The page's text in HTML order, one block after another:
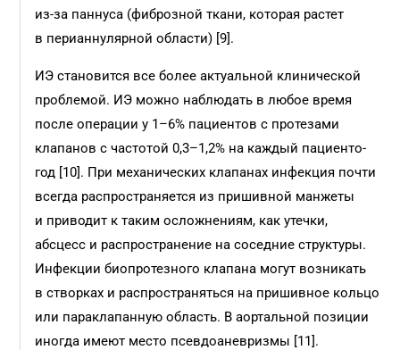
из-за паннуса (фиброзной ткани, которая растет
в перианнулярной области) [9].
ИЭ становится все более актуальной клинической
проблемой. ИЭ можно наблюдать в любое время
после операции у 1–6% пациентов с протезами
клапанов с частотой 0,3–1,2% на каждый пациенто-
год [10]. При механических клапанах инфекция почти
всегда распространяется из пришивной манжеты
и приводит к таким осложнениям, как утечки,
абсцесс и распространение на соседние структуры.
Инфекции биопротезного клапана могут возникать
в створках и распространяться на пришивное кольцо
или параклапанную область. В аортальной позиции
иногда имеют место псевдоаневризмы [11].